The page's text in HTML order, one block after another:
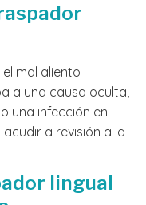
mal aliento
a una causa oculta,
una infección en
a revisión a la
lingual